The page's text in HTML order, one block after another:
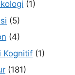
(1)
(5)
(4)
Kognitif (1)
(181)